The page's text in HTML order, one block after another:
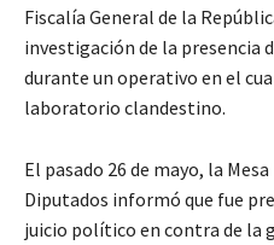
Fiscalía General de la
investigación de la presencia
durante un operativo en el
laboratorio clandestino.
El pasado 26 de mayo, la
Diputados informó que fue
juicio político en contra de la